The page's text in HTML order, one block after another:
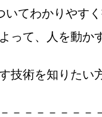
いてわかりやす
って、人を動か
技術を知りたい
－－－－－－－